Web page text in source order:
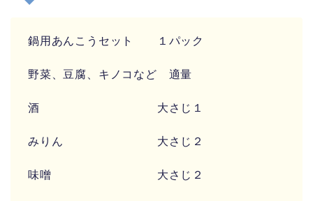
鍋用あんこうセット １パック
野菜、豆腐、キノコなど 適量
酒 大さじ１
みりん 大さじ２
味噌 大さじ２